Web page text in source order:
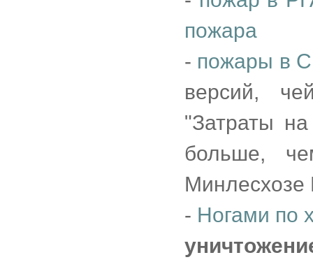
пожара
- пожары в
версий,
"Затраты
больше,
Минлесхозе
- Ногами по